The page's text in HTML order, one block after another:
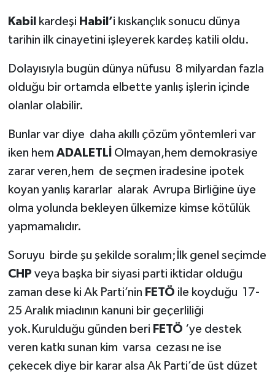
Kabil kardeşi Habil’i kıskançlık sonucu dünya
tarihin ilk cinayetini işleyerek kardeş katili oldu.
Dolayısıyla bugün dünya nüfusu 8 milyardan fazla
olduğu bir ortamda elbette yanlış işlerin içinde
olanlar olabilir.
Bunlar var diye daha akıllı çözüm yöntemleri var
iken hem ADALETLİ Olmayan,hem demokrasiye
zarar veren,hem de seçmen iradesine ipotek
koyan yanlış kararlar alarak Avrupa Birliğine üye
olma yolunda bekleyen ülkemize kimse kötülük
yapmamalıdır.
Soruyu birde şu şekilde soralım;İlk genel seçimde
CHP veya başka bir siyasi parti iktidar olduğu
zaman dese ki Ak Parti’nin FETÖ ile koyduğu 17-
25 Aralık miadının kanuni bir geçerliliği
yok.Kurulduğu günden beri FETÖ ‘ye destek
veren katkı sunan kim varsa cezası ne ise
çekecek diye bir karar alsa Ak Parti’de üst düzet